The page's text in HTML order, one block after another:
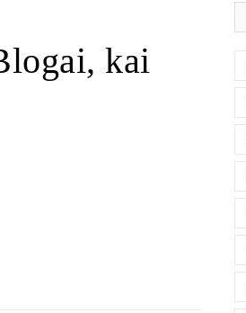
kai